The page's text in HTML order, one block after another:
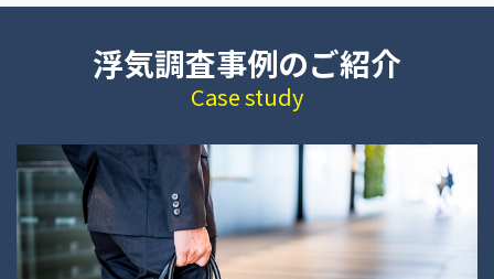
浮気調査事例のご紹介
Case study